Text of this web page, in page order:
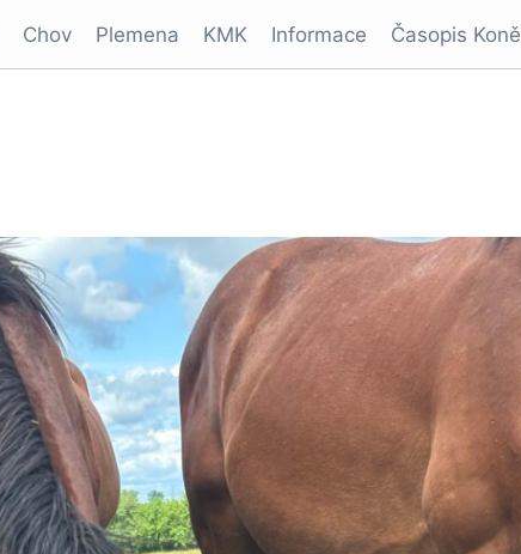
Chov Plemena KMK Informace Časopis Koně